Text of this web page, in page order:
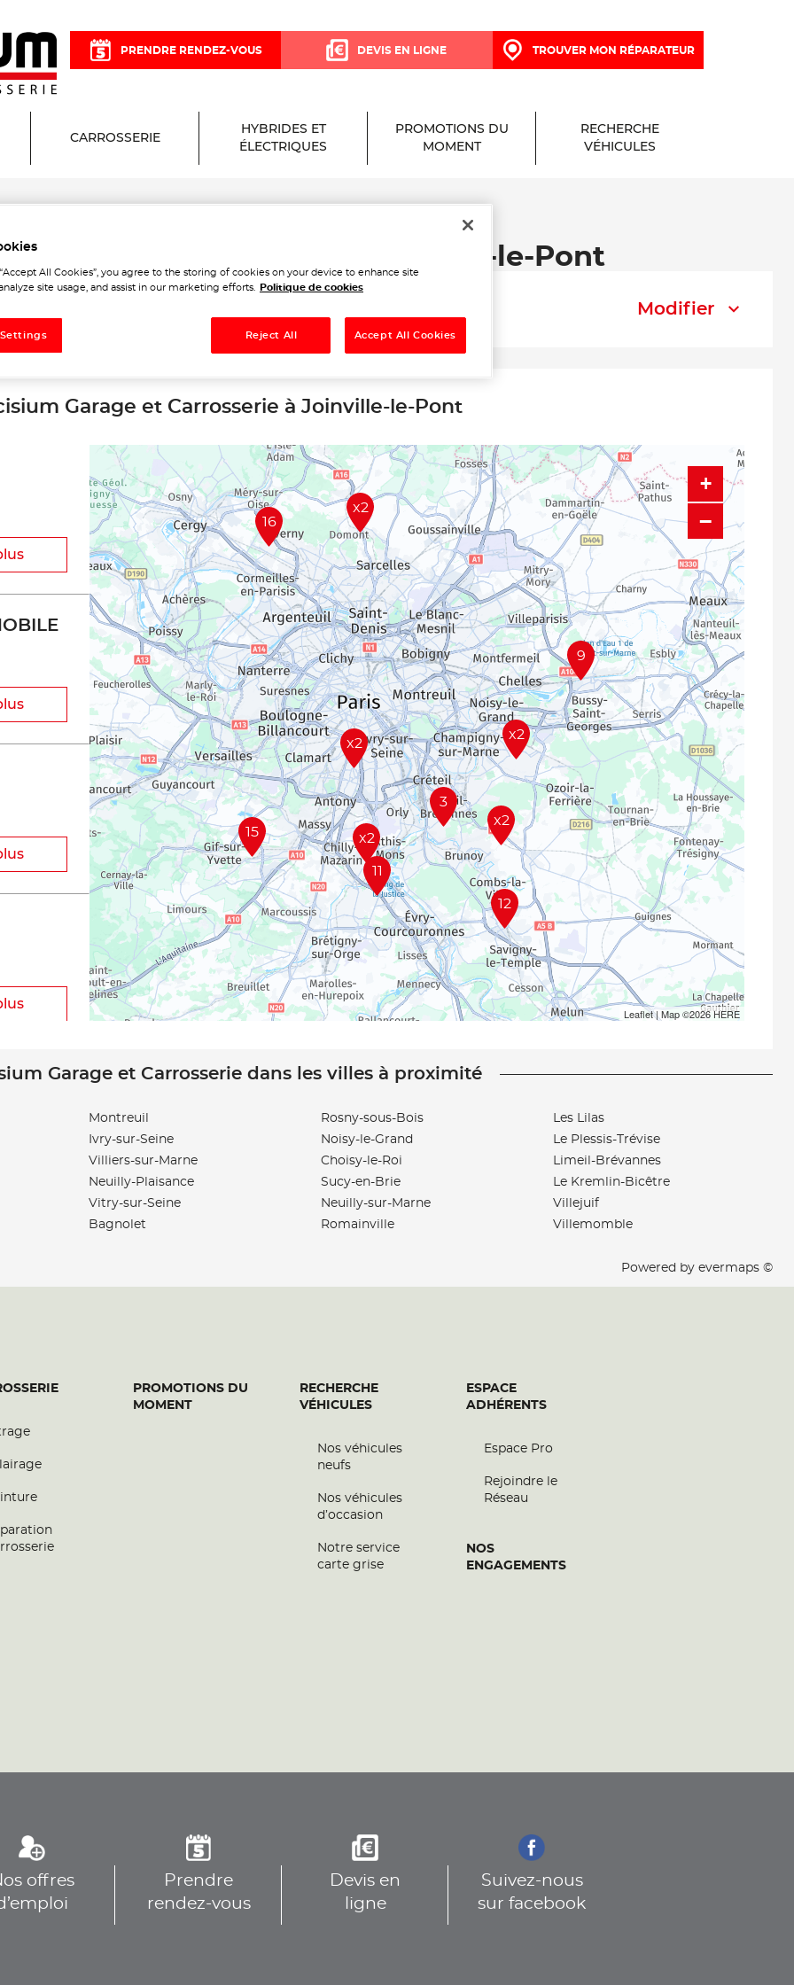
PRENDRE RENDEZ-VOUS DEVIS EN LIGNE TROUVER MON RÉPARATEUR
CARROSSERIE
HYBRIDES ET
ÉLECTRIQUES
PROMOTIONS DU
MOMENT
RECHERCHE
VÉHICULES
Garage et Carrosserie à Joinville-le-Pont
Modifier
Garage et Carrosserie à Joinville-le-Pont
12
16
x2
9
x2
15
11
x2
3
x2
x2
+
−
Leaflet| Map ©2026HERE
Garage et Carrosserie dans les villes à proximité
Montreuil
Ivry-sur-Seine
Villiers-sur-Marne
Neuilly-Plaisance
Vitry-sur-Seine
Bagnolet
Rosny-sous-Bois
Noisy-le-Grand
Choisy-le-Roi
Sucy-en-Brie
Neuilly-sur-Marne
Romainville
Les Lilas
Le Plessis-Trévise
Limeil-Brévannes
Le Kremlin-Bicêtre
Villejuif
Villemomble
Powered by evermaps ©
PROMOTIONS DU
MOMENT
RECHERCHE
VÉHICULES
Nos véhicules
neufs
Nos véhicules
d’occasion
Notre service
carte grise
ESPACE
ADHÉRENTS
Espace Pro
Rejoindre le
Réseau
NOS
ENGAGEMENTS
offres
Prendre
rendez-vous
Devis en
ligne
Suivez-nous
sur facebook
All Cookies”, you agree to the storing of cookies on your device to enhance site
site usage, and assist in our marketing efforts.
Politique de cookies
Reject All Accept All Cookies